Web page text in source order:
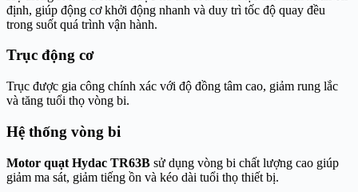
định, giúp động cơ khởi động nhanh và duy trì tốc độ quay đều
trong suốt quá trình vận hành.
Trục động cơ
Trục được gia công chính xác với độ đồng tâm cao, giảm rung lắc
và tăng tuổi thọ vòng bi.
Hệ thống vòng bi
Motor quạt Hydac TR63B sử dụng vòng bi chất lượng cao giúp
giảm ma sát, giảm tiếng ồn và kéo dài tuổi thọ thiết bị.